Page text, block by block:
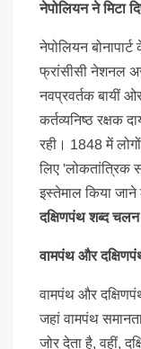
नेपोलियन ने मिटा
नेपोलियन
फ्रांसीसी नेशनल
नवप्रवर्तक बायीं
कर्तव्यनिष्ठ रक्षक
रही। 1848 में लोगों
लिए 'लोकतांत्रिक
इस्तेमाल किया
दक्षिणपंथ शब्द
वामपंथ और
वामपंथ और
जहां वामपंथ
जोर देता है, वहीं,